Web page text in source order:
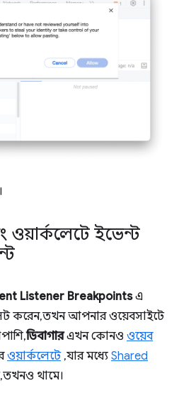
।
ওয়ার্কলেটে ইভেন্ট
Listener Breakpointsএ
করেন, তখন আপনার ওয়েবসাইটে
ডিবাগারএখন কোনও ওয়েব
ওয়ার্কলেটে, যার মধ্যে Shared
তখনও থামে।